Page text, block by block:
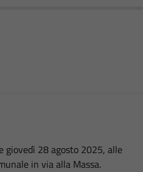
giovedì 28 agosto 2025, alle
in via alla Massa.